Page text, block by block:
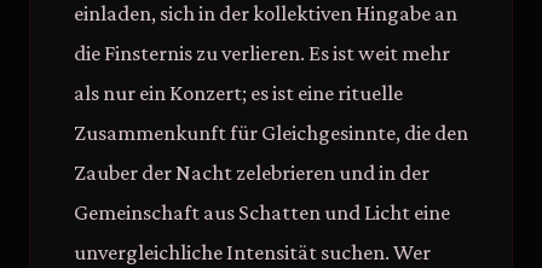
einladen, sich in der kollektiven Hingabe an
die Finsternis zu verlieren. Es ist weit mehr
als nur ein Konzert; es ist eine rituelle
Zusammenkunft für Gleichgesinnte, die den
Zauber der Nacht zelebrieren und in der
Gemeinschaft aus Schatten und Licht eine
unvergleichliche Intensität suchen. Wer